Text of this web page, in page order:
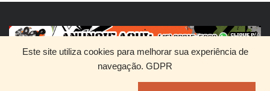
Este site utiliza cookies para melhorar sua experiência de
navegação. GDPR